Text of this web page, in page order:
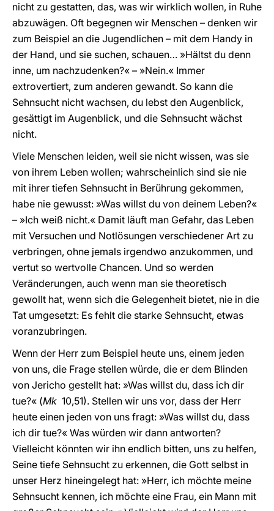
nicht zu gestatten, das, was wir wirklich wollen, in Ruhe
abzuwägen. Oft begegnen wir Menschen – denken wir
zum Beispiel an die Jugendlichen – mit dem Handy in
der Hand, und sie suchen, schauen… »Hältst du denn
inne, um nachzudenken?« – »Nein.« Immer
extrovertiert, zum anderen gewandt. So kann die
Sehnsucht nicht wachsen, du lebst den Augenblick,
gesättigt im Augenblick, und die Sehnsucht wächst
nicht.
Viele Menschen leiden, weil sie nicht wissen, was sie
von ihrem Leben wollen; wahrscheinlich sind sie nie
mit ihrer tiefen Sehnsucht in Berührung gekommen,
habe nie gewusst: »Was willst du von deinem Leben?«
– »Ich weiß nicht.« Damit läuft man Gefahr, das Leben
mit Versuchen und Notlösungen verschiedener Art zu
verbringen, ohne jemals irgendwo anzukommen, und
vertut so wertvolle Chancen. Und so werden
Veränderungen, auch wenn man sie theoretisch
gewollt hat, wenn sich die Gelegenheit bietet, nie in die
Tat umgesetzt: Es fehlt die starke Sehnsucht, etwas
voranzubringen.
Wenn der Herr zum Beispiel heute uns, einem jeden
von uns, die Frage stellen würde, die er dem Blinden
von Jericho gestellt hat: »Was willst du, dass ich dir
tue?« (Mk 10,51). Stellen wir uns vor, dass der Herr
heute einen jeden von uns fragt: »Was willst du, dass
ich dir tue?« Was würden wir dann antworten?
Vielleicht könnten wir ihn endlich bitten, uns zu helfen,
Seine tiefe Sehnsucht zu erkennen, die Gott selbst in
unser Herz hineingelegt hat: »Herr, ich möchte meine
Sehnsucht kennen, ich möchte eine Frau, ein Mann mit